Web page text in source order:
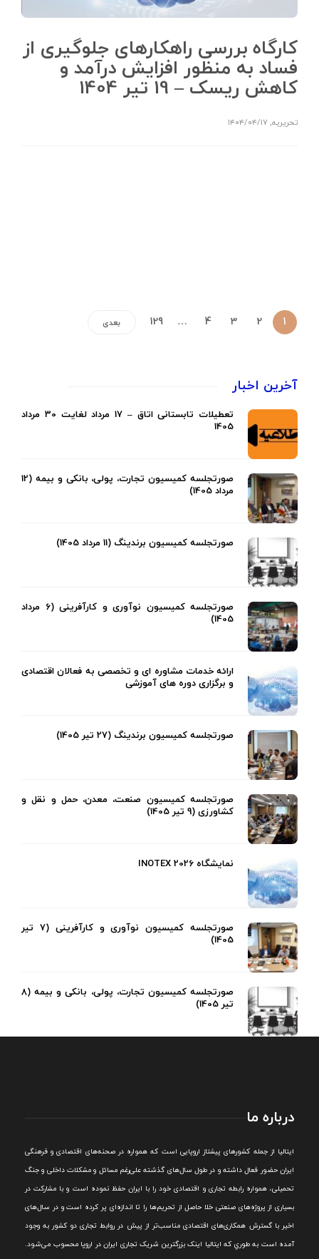
کارگاه بررسی راهکارهای جلوگیری از
فساد به منظور افزایش درآمد و
کاهش ریسک – 19 تیر 1404
تحریریه, ۱۴۰۴/۰۴/۱۷
1
2
3
4
…
129 بعدی
آخرین اخبار
تعطیلات تابستانی اتاق – 17 مرداد لغایت 30 مرداد
1405
صورتجلسه کمیسیون تجارت، پولی، بانکی و بیمه (12
مرداد 1405)
صورتجلسه کمیسیون برندینگ (11 مرداد 1405)
صورتجلسه کمیسیون نوآوری و کارآفرینی (6 مرداد
1405)
ارائه خدمات مشاوره ای و تخصصی به فعالان اقتصادی
و برگزاری دوره های آموزشی
صورتجلسه کمیسیون برندینگ (27 تیر 1405)
صورتجلسه کمیسیون صنعت، معدن، حمل و نقل و
کشاورزی (9 تیر 1405)
نمایشگاه INOTEX 2026
صورتجلسه کمیسیون نوآوری و کارآفرینی (7 تیر
1405)
صورتجلسه کمیسیون تجارت، پولی، بانکی و بیمه (8
تیر 1405)
درباره ما
ايتاليا از جمله کشورهای پيشتاز اروپایی است که همواره در صحنه‌های اقتصادی و فرهنگی
ايران حضور فعال داشته و در طول سال‌های گذشته علی‌رغم مسائل و مشکلات داخلی و جنگ
تحميلی، همواره رابطه تجاری و اقتصادی خود را با ايران حفظ نموده است و با مشارکت در
بسياری از پروژه‌های صنعتی خلا حاصل از تحريم‌ها را تا اندازه‌ای پر کرده است و در سال‌های
اخير با گسترش همکاری‌های اقتصادی مناسب‌تر از پيش در روابط تجاری دو کشور به وجود
آمده است به طوري که ايتاليا اينک بزرگترين شريک تجاری ايران در اروپا محسوب می‌شود.